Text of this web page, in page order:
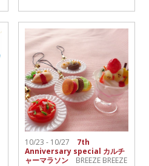
10/23 - 10/27 7th
Anniversary special カルチ
ャーマラソン BREEZE BREEZE